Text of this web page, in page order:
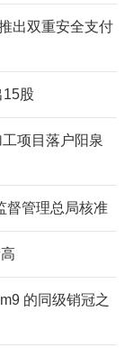
出双重安全支付
15股
项目落户阳泉
督管理总局核准
的同级销冠之